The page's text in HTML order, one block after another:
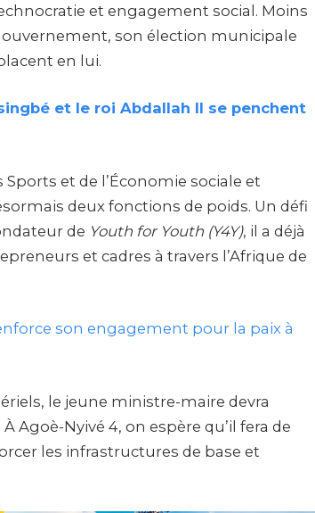
et engagement social. Moins
son élection municipale
en lui.
et le roi Abdallah II se penchent
et de l’Économie sociale et
deux fonctions de poids. Un défi
de Youth for Youth (Y4Y), il a déjà
et cadres à travers l’Afrique de
son engagement pour la paix à
le jeune ministre-maire devra
Agoè-Nyivé 4, on espère qu’il fera de
les infrastructures de base et